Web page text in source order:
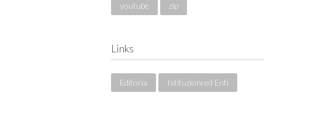
youtube zip
Links
Editoria Istituzioni ed Enti